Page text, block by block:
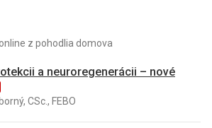
z pohodlia domova
a neuroregenerácii – nové
CSc., FEBO